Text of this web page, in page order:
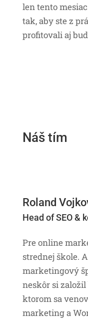
len tento
tak, aby ste z
profitovali aj
Náš tím
Roland
Head of SEO &
Pre online
strednej škole.
marketingový
neskôr si
ktorom sa
marketing a